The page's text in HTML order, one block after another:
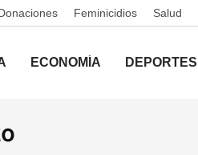
Feminicidios Salud
ECONOMÍA DEPORTES